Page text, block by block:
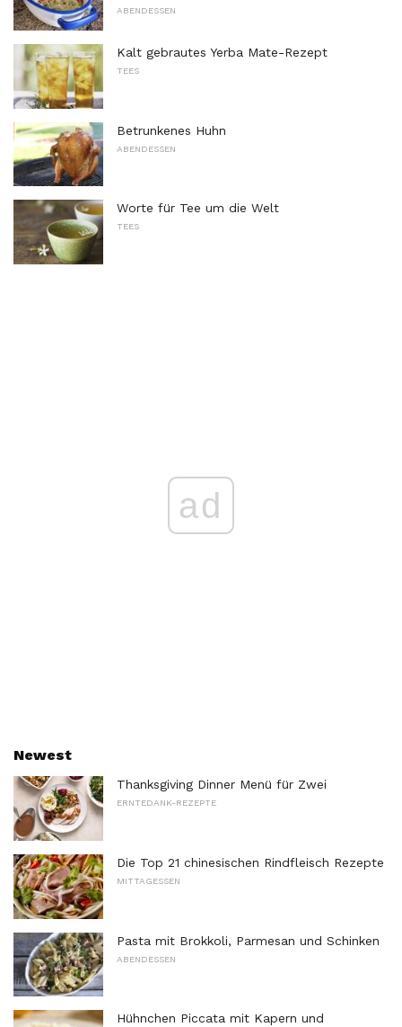
ABENDESSEN
Kalt gebrautes Yerba Mate-Rezept
TEES
Betrunkenes Huhn
ABENDESSEN
Worte für Tee um die Welt
TEES
ad
Newest
Thanksgiving Dinner Menü für Zwei
ERNTEDANK-REZEPTE
Die Top 21 chinesischen Rindfleisch Rezepte
MITTAGESSEN
Pasta mit Brokkoli, Parmesan und Schinken
ABENDESSEN
Hühnchen Piccata mit Kapern und